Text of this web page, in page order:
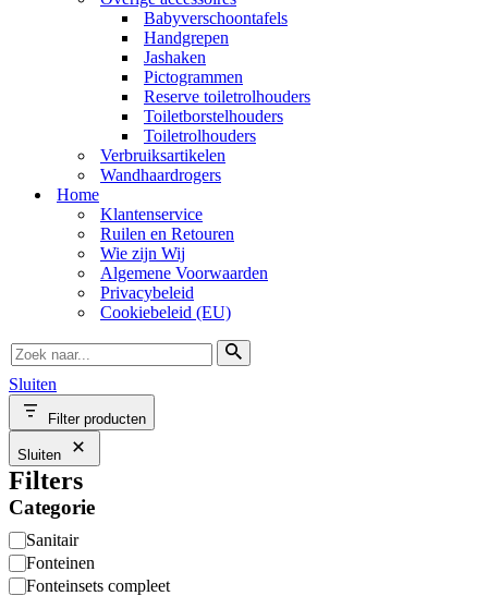
Babyverschoontafels
Handgrepen
Jashaken
Pictogrammen
Reserve toiletrolhouders
Toiletborstelhouders
Toiletrolhouders
Verbruiksartikelen
Wandhaardrogers
Home
Klantenservice
Ruilen en Retouren
Wie zijn Wij
Algemene Voorwaarden
Privacybeleid
Cookiebeleid (EU)
Zoek
naar...
Sluiten
Filter producten
Sluiten
Filters
Categorie
Categorie
Sanitair
Fonteinen
Fonteinsets compleet